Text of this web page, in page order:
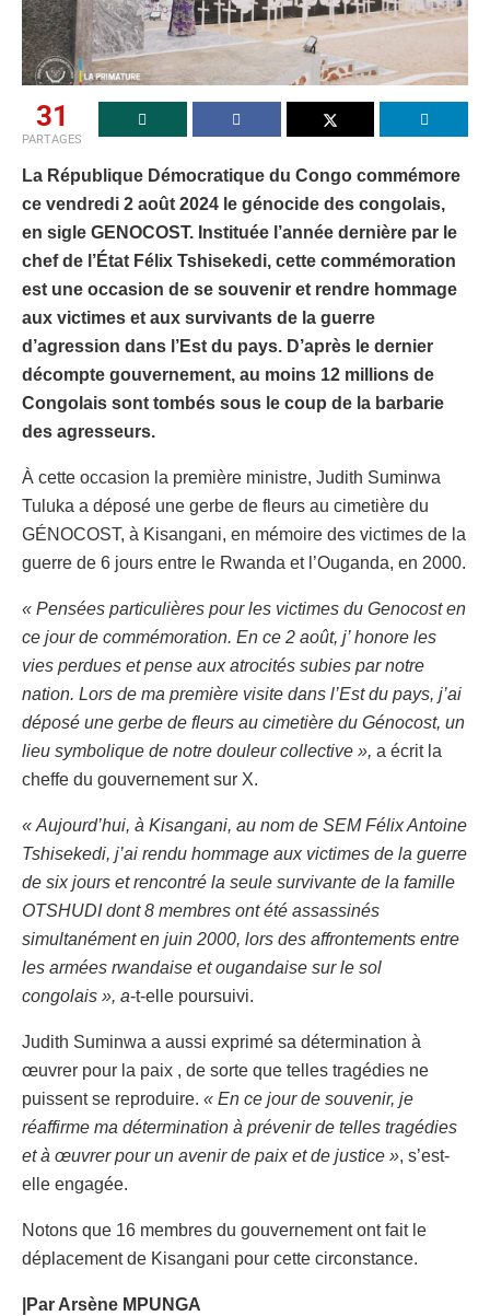
31
PARTAGES
La République Démocratique du Congo commémore
ce vendredi 2 août 2024 le génocide des congolais,
en sigle GENOCOST. Instituée l’année dernière par le
chef de l’État Félix Tshisekedi, cette commémoration
est une occasion de se souvenir et rendre hommage
aux victimes et aux survivants de la guerre
d’agression dans l’Est du pays. D’après le dernier
décompte gouvernement, au moins 12 millions de
Congolais sont tombés sous le coup de la barbarie
des agresseurs.
À cette occasion la première ministre, Judith Suminwa
Tuluka a déposé une gerbe de fleurs au cimetière du
GÉNOCOST, à Kisangani, en mémoire des victimes de la
guerre de 6 jours entre le Rwanda et l’Ouganda, en 2000.
« Pensées particulières pour les victimes du Genocost en
ce jour de commémoration. En ce 2 août, j’ honore les
vies perdues et pense aux atrocités subies par notre
nation. Lors de ma première visite dans l’Est du pays, j’ai
déposé une gerbe de fleurs au cimetière du Génocost, un
lieu symbolique de notre douleur collective », a écrit la
cheffe du gouvernement sur X.
« Aujourd’hui, à Kisangani, au nom de SEM Félix Antoine
Tshisekedi, j’ai rendu hommage aux victimes de la guerre
de six jours et rencontré la seule survivante de la famille
OTSHUDI dont 8 membres ont été assassinés
simultanément en juin 2000, lors des affrontements entre
les armées rwandaise et ougandaise sur le sol
congolais », a-t-elle poursuivi.
Judith Suminwa a aussi exprimé sa détermination à
œuvrer pour la paix , de sorte que telles tragédies ne
puissent se reproduire. « En ce jour de souvenir, je
réaffirme ma détermination à prévenir de telles tragédies
et à œuvrer pour un avenir de paix et de justice », s’est-
elle engagée.
Notons que 16 membres du gouvernement ont fait le
déplacement de Kisangani pour cette circonstance.
|Par Arsène MPUNGA